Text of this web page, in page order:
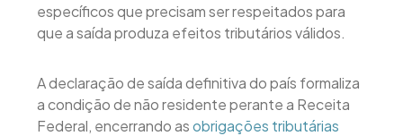
específicos que precisam ser respeitados para
que a saída produza efeitos tributários válidos.
A declaração de saída definitiva do país formaliza
a condição de não residente perante a Receita
Federal, encerrando asobrigações tributárias